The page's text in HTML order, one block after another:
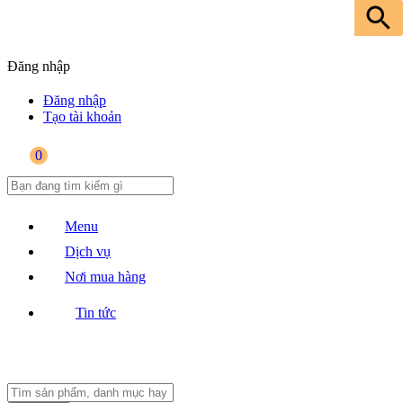
Đăng nhập
Đăng nhập
Tạo tài khoản
0
Menu
Dịch vụ
Nơi mua hàng
Tin tức